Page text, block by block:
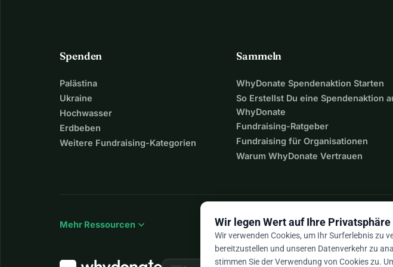
Spenden
Palästina
Ukraine
Hochwasser
Erdbeben
Weitere Fundraising-Kategorien
Sammeln
WhyDonate Spendenaktion Starten
So Erstellst Du eine Spendenaktion
WhyDonate
Fundraising-Ratgeber
Fundraising für Organisationen
Warum WhyDonate Vertrauen
Mehr Ressourcen expand_more Wir legen Wert auf Ihre Privatsphäre
Wir verwenden Cookies, um Ihr Surferlebnis zu
bereitzustellen und unseren Datenverkehr zu
stimmen Sie der Verwendung von Cookies zu.